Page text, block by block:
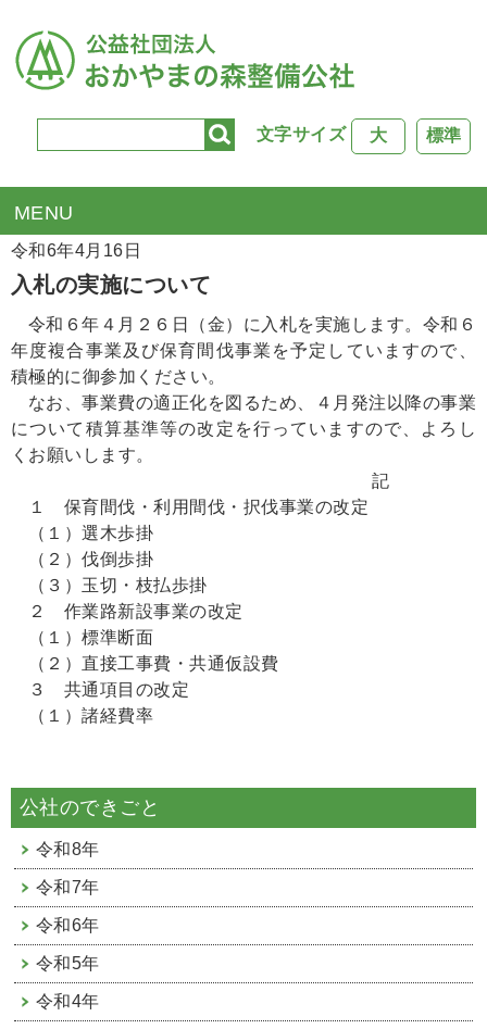
文字サイズ 標準
大
TOP>入札掲示板
令和6年4月16日
入札の実施について
令和６年４月２６日（金）に入札を実施します。令和６
年度複合事業及び保育間伐事業を予定していますので、
積極的に御参加ください。
なお、事業費の適正化を図るため、４月発注以降の事業
について積算基準等の改定を行っていますので、よろし
くお願いします。
記
１ 保育間伐・利用間伐・択伐事業の改定
（１）選木歩掛
（２）伐倒歩掛
（３）玉切・枝払歩掛
２ 作業路新設事業の改定
（１）標準断面
（２）直接工事費・共通仮設費
３ 共通項目の改定
（１）諸経費率
公社のできごと
令和8年
令和7年
令和6年
令和5年
令和4年